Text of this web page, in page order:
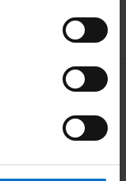
MENÚ PEU 1
Terms and privacy